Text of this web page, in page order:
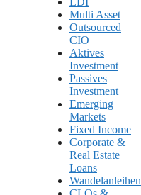
Multi Asset
Outsourced
CIO
Aktives
Investment
Passives
Investment
Emerging
Markets
Fixed Income
Corporate &
Real Estate
Loans
Wandelanleihen